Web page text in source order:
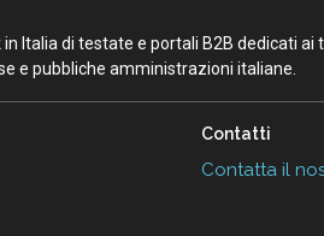
Italia di testate e portali B2B dedicati
e pubbliche amministrazioni italiane.
Contatti
Contatta il